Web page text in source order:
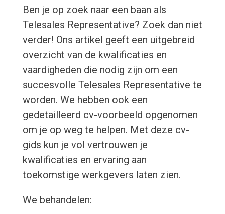
Ben je op zoek naar een baan als
Telesales Representative? Zoek dan niet
verder! Ons artikel geeft een uitgebreid
overzicht van de kwalificaties en
vaardigheden die nodig zijn om een
succesvolle Telesales Representative te
worden. We hebben ook een
gedetailleerd cv-voorbeeld opgenomen
om je op weg te helpen. Met deze cv-
gids kun je vol vertrouwen je
kwalificaties en ervaring aan
toekomstige werkgevers laten zien.
We behandelen: